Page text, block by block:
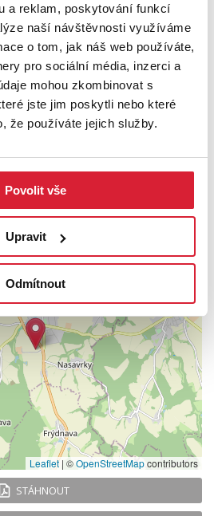
a reklam, poskytování funkcí
naší návštěvnosti využíváme
o tom, jak náš web používáte,
pro sociální média, inzerci a
mohou zkombinovat s
jste jim poskytli nebo které
že používáte jejich služby.
Povolit vše
Upravit
Odmítnout
osobní prohlídku
OBJEKTU
Leaflet | ©OpenStreetMapcontributors
STÁHNOUT